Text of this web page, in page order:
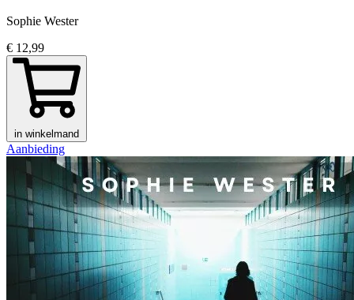
Sophie Wester
€ 12,99
in winkelmand
Aanbieding